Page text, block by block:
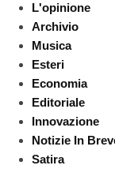
L'opinione
Archivio
Musica
Esteri
Economia
Editoriale
Innovazione
Notizie In
Satira